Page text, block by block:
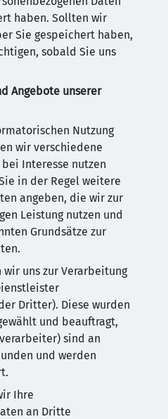
haben. Sollten wir
Sie gespeichert haben,
sobald Sie uns
Angebote unserer
Nutzung
wir verschiedene
Interesse nutzen
in der Regel weitere
angeben, die wir zur
Leistung nutzen und
Grundsätze zur
uns zur Verarbeitung
Dritter). Diese wurden
und beauftragt,
sind an
und werden
Ihre
an Dritte